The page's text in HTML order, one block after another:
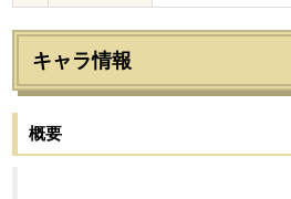
キャラ情報
概要